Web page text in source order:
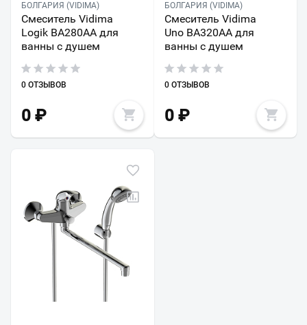
БОЛГАРИЯ (VIDIMA)
Смеситель Vidima
Logik BA280AA для
ванны с душем
0 ОТЗЫВОВ
0 ₽
БОЛГАРИЯ (VIDIMA)
Смеситель Vidima
Uno BA320AA для
ванны с душем
0 ОТЗЫВОВ
0₽